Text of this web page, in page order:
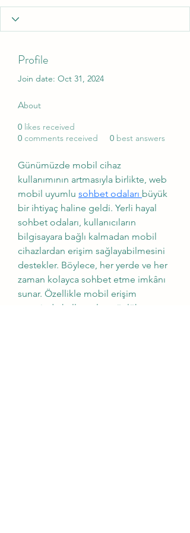
Profile
Join date: Oct 31, 2024
About
0 likes received
0 comments received 0 best answers
Günümüzde mobil cihaz
kullanımının artmasıyla birlikte, web
mobil uyumlu sohbet odaları büyük
bir ihtiyaç haline geldi. Yerli hayal
sohbet odaları, kullanıcıların
bilgisayara bağlı kalmadan mobil
cihazlardan erişim sağlayabilmesini
destekler. Böylece, her yerde ve her
zaman kolayca sohbet etme imkânı
sunar. Özellikle mobil erişim
sayesinde kullanıcılar, günlük